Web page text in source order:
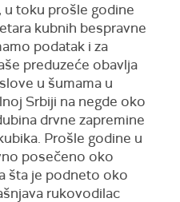
u toku prošle godine
kubnih bespravne
podatak i za
preduzeće obavlja
u šumama u
Srbiji na negde oko
drvne zapremine
Prošle godine u
posečeno oko
šta je podneto oko
rukovodilac